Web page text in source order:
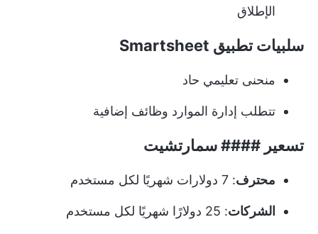
الإطلاق
سلبيات تطبيق Smartsheet
منحنى تعليمي حاد
تتطلب إدارة الموارد وظائف إضافية
تسعير #### سمارتشيت
محترف: 7 دولارات شهريًا لكل مستخدم
الشركات: 25 دولارًا شهريًا لكل مستخدم